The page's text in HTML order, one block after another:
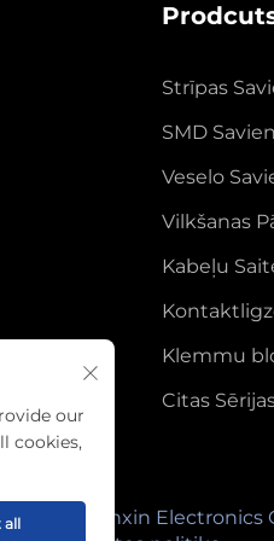
Strīpas
SMD
Veselo
Vilkšanas
Kabeļu
Klemmu
Citas
Linxin Electronics
our
cookies,
all